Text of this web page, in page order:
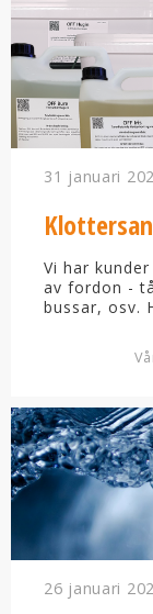
31 januari
Vi har
av fordon -
bussar, osv.
26 januari